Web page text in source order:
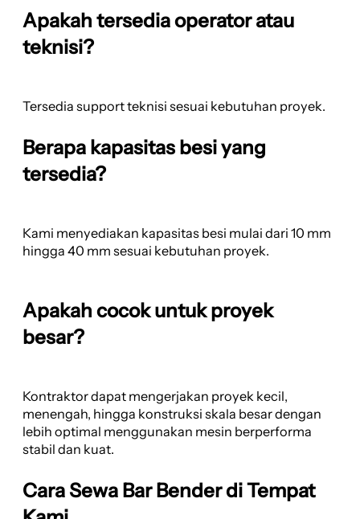
Apakah tersedia operator atau
teknisi?
Tersedia support teknisi sesuai kebutuhan proyek.
Berapa kapasitas besi yang
tersedia?
Kami menyediakan kapasitas besi mulai dari 10 mm
hingga 40 mm sesuai kebutuhan proyek.
Apakah cocok untuk proyek
besar?
Kontraktor dapat mengerjakan proyek kecil,
menengah, hingga konstruksi skala besar dengan
lebih optimal menggunakan mesin berperforma
stabil dan kuat.
Cara Sewa Bar Bender di Tempat